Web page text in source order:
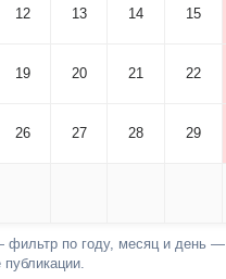
12 13 14 15
19 20 21 22
26 27 28 29
фильтр по году, месяц и день —